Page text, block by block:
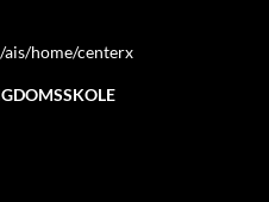
home/centerx